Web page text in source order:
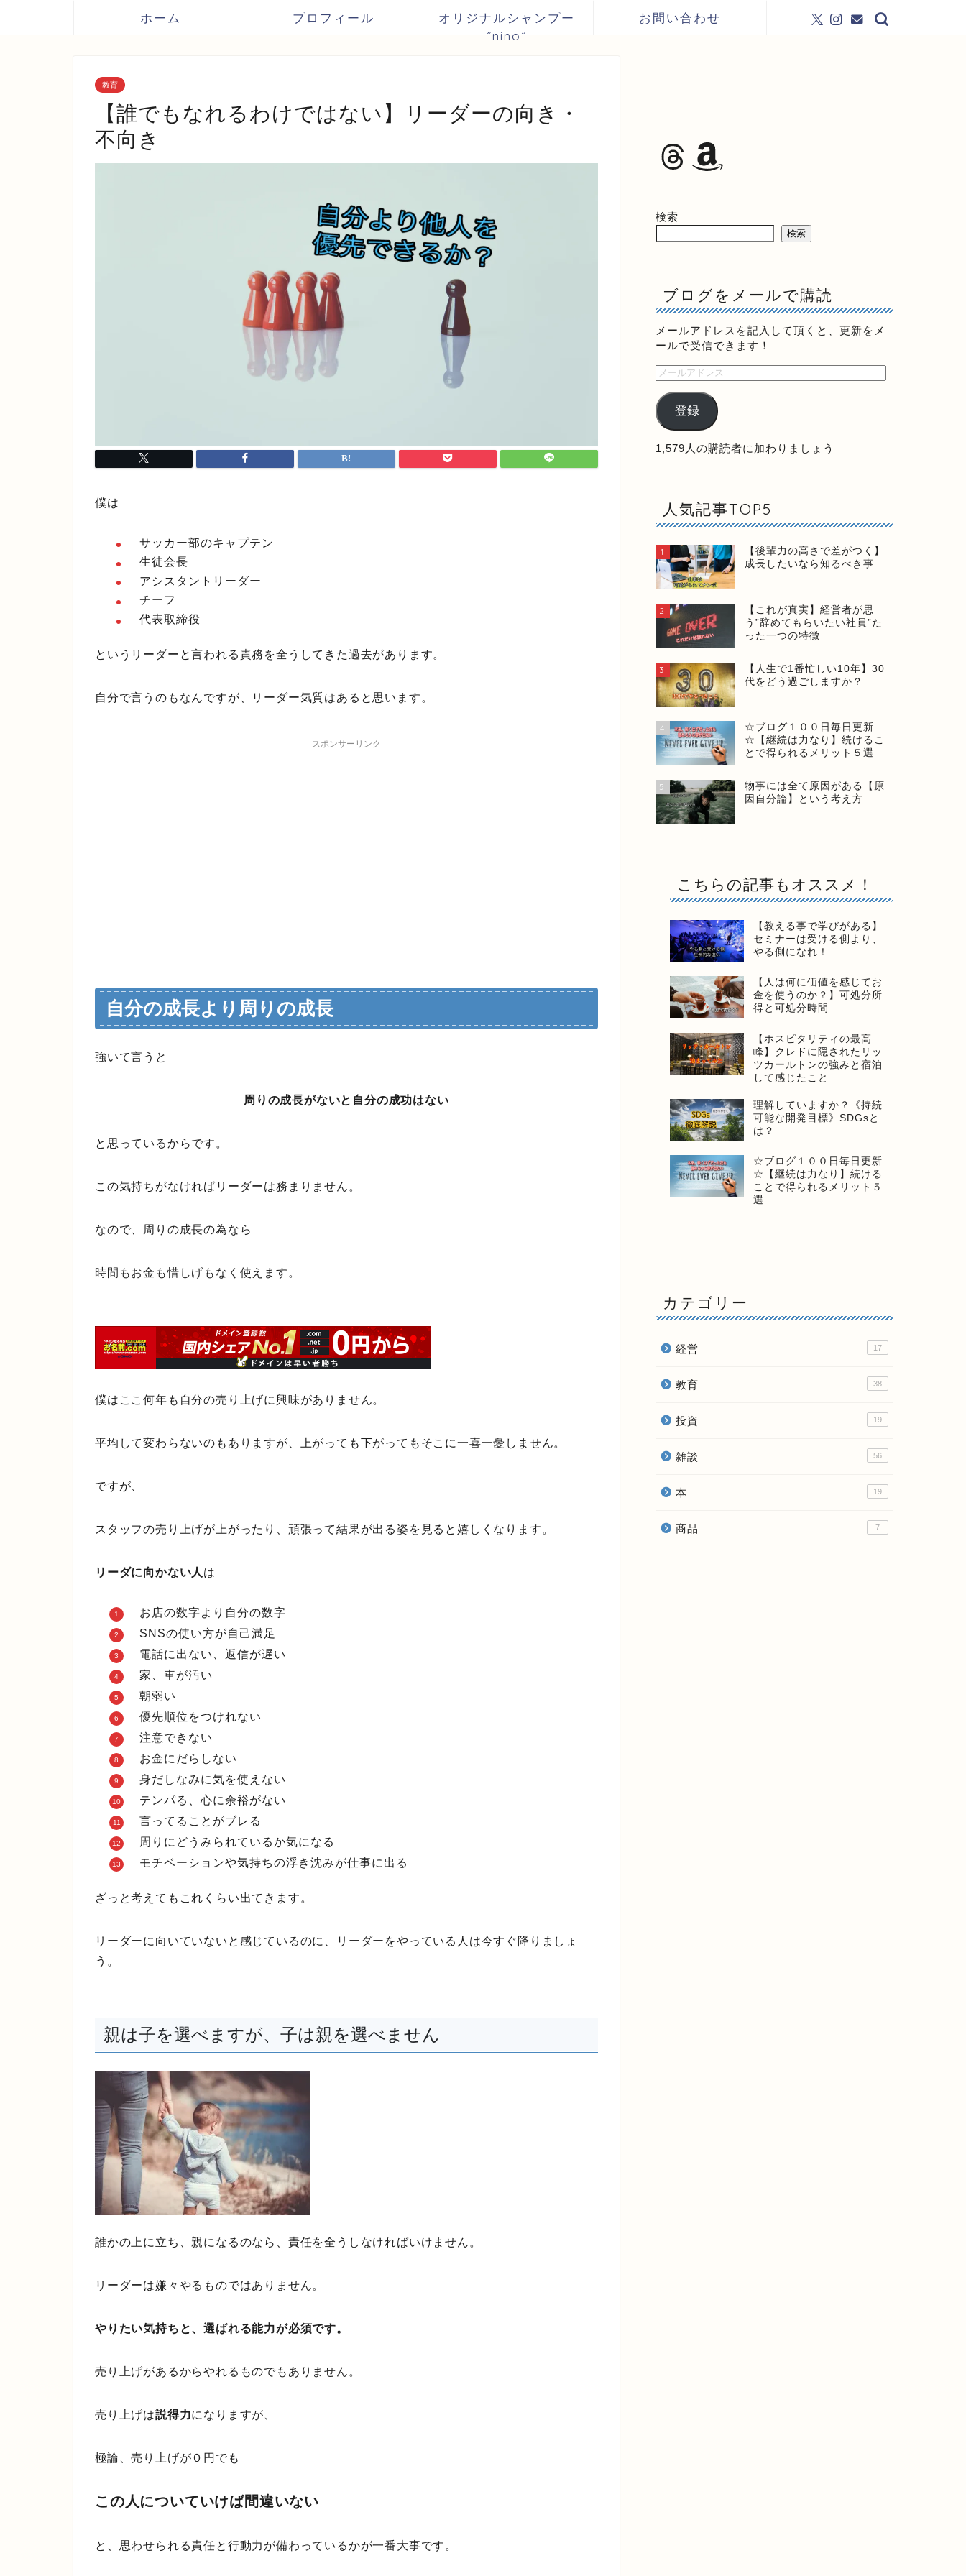
ホーム プロフィール
オリジナルシャンプー
”nino”
お問い合わせ
教育
【誰でもなれるわけではない】リーダーの向き・
不向き
僕は
サッカー部のキャプテン
生徒会長
アシスタントリーダー
チーフ
代表取締役
というリーダーと言われる責務を全うしてきた過去があります。
自分で言うのもなんですが、リーダー気質はあると思います。
スポンサーリンク
自分の成長より周りの成長
強いて言うと
周りの成長がないと自分の成功はない
と思っているからです。
この気持ちがなければリーダーは務まりません。
なので、周りの成長の為なら
時間もお金も惜しげもなく使えます。
僕はここ何年も自分の売り上げに興味がありません。
平均して変わらないのもありますが、上がっても下がってもそこに一喜一憂しません。
ですが、
スタッフの売り上げが上がったり、頑張って結果が出る姿を見ると嬉しくなります。
リーダに向かない人 は
お店の数字より自分の数字
SNSの使い方が自己満足
電話に出ない、返信が遅い
家、車が汚い
朝弱い
優先順位をつけれない
注意できない
お金にだらしない
身だしなみに気を使えない
テンパる、心に余裕がない
言ってることがブレる
周りにどうみられているか気になる
モチベーションや気持ちの浮き沈みが仕事に出る
ざっと考えてもこれくらい出てきます。
リーダーに向いていないと感じているのに、リーダーをやっている人は今すぐ降りましょ
う。
親は子を選べますが、子は親を選べません
誰かの上に立ち、親になるのなら、責任を全うしなければいけません。
リーダーは嫌々やるものではありません。
やりたい気持ちと、選ばれる能力が必須です。
売り上げがあるからやれるものでもありません。
売り上げは説得力になりますが、
極論、売り上げが０円でも
この人についていけば間違いない
と、思わせられる責任と行動力が備わっているかが一番大事です。
検索
検索
ブログをメールで購読
メールアドレスを記入して頂くと、更新をメ
ールで受信できます！
登録
1,579人の購読者に加わりましょう
人気記事TOP5
1
【後輩力の高さで差がつく】
成長したいなら知るべき事
2
【これが真実】経営者が思
う”辞めてもらいたい社員”た
った一つの特徴
3
【人生で1番忙しい10年】30
代をどう過ごしますか？
4
☆ブログ１００日毎日更新
☆【継続は力なり】続けるこ
とで得られるメリット５選
5
物事には全て原因がある【原
因自分論】という考え方
こちらの記事もオススメ！
【教える事で学びがある】
セミナーは受ける側より、
やる側になれ！
【人は何に価値を感じてお
金を使うのか？】可処分所
得と可処分時間
【ホスピタリティの最高
峰】クレドに隠されたリッ
ツカールトンの強みと宿泊
して感じたこと
理解していますか？《持続
可能な開発目標》SDGsと
は？
☆ブログ１００日毎日更新
☆【継続は力なり】続ける
ことで得られるメリット５
選
カテゴリー
経営 17
教育 38
投資 19
雑談 56
本 19
商品 7